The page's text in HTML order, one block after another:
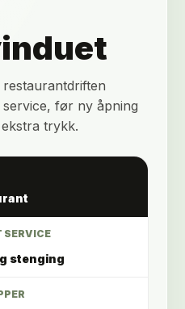
før ny åpning
trykk.
SERVICE
stenging